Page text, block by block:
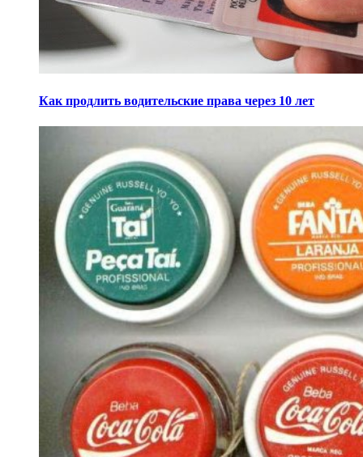
Как продлить водительские права через 10 лет